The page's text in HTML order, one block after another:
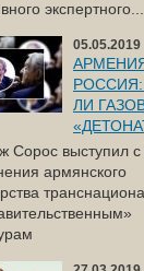
экспертного...
05.05.2019
ЛИ
Сорос выступил с
армянского